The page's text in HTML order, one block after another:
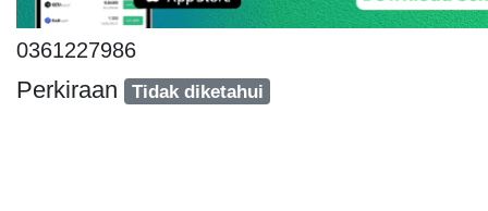
0361227986
Perkiraan Tidak diketahui